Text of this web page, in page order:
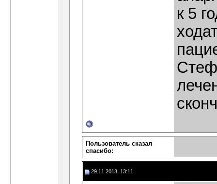
к 5
Пользователь сказал
cпасибо:
29.11.2013, 13:11